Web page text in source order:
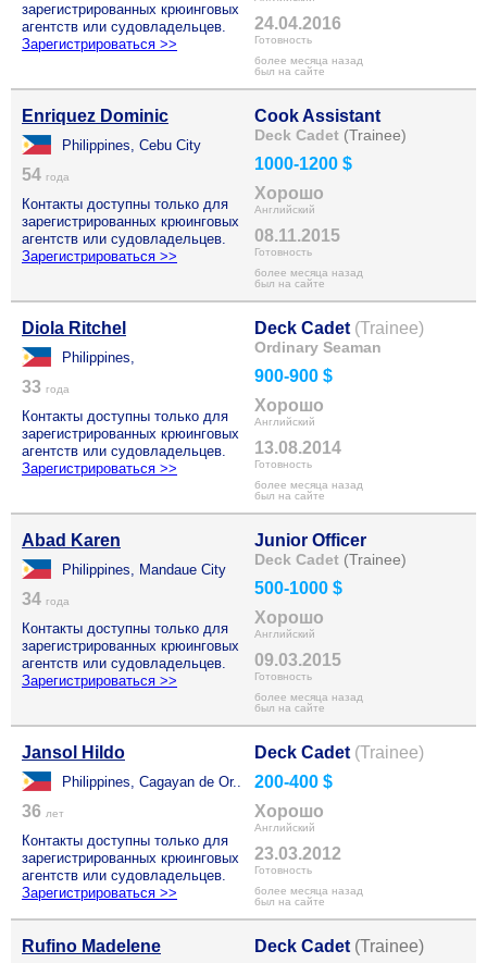
зарегистрированных крюинговых
агентств или судовладельцев.
Зарегистрироваться >>
24.04.2016
Готовность
более месяца назад
был на сайте
Enriquez Dominic
Philippines, Cebu City
54 года
Контакты доступны только для
зарегистрированных крюинговых
агентств или судовладельцев.
Зарегистрироваться >>
Cook Assistant
Deck Cadet (Trainee)
1000-1200 $
Хорошо
Английский
08.11.2015
Готовность
более месяца назад
был на сайте
Diola Ritchel
Philippines,
33 года
Контакты доступны только для
зарегистрированных крюинговых
агентств или судовладельцев.
Зарегистрироваться >>
Deck Cadet (Trainee)
Ordinary Seaman
900-900 $
Хорошо
Английский
13.08.2014
Готовность
более месяца назад
был на сайте
Abad Karen
Philippines, Mandaue City
34 года
Контакты доступны только для
зарегистрированных крюинговых
агентств или судовладельцев.
Зарегистрироваться >>
Junior Officer
Deck Cadet (Trainee)
500-1000 $
Хорошо
Английский
09.03.2015
Готовность
более месяца назад
был на сайте
Jansol Hildo
Philippines, Cagayan de Or..
36 лет
Контакты доступны только для
зарегистрированных крюинговых
агентств или судовладельцев.
Зарегистрироваться >>
Deck Cadet (Trainee)
200-400 $
Хорошо
Английский
23.03.2012
Готовность
более месяца назад
был на сайте
Rufino Madelene Deck Cadet (Trainee)